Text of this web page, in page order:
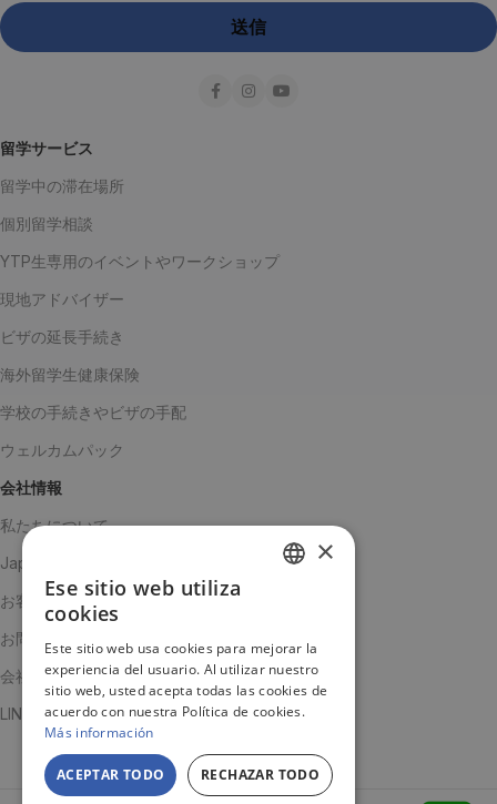
留学サービス
留学中の滞在場所
個別留学相談
YTP生専用のイベントやワークショップ
現地アドバイザー
ビザの延長手続き
海外留学生健康保険
学校の手続きやビザの手配
ウェルカムパック
会社情報
私たちについて
Japanチーム
お客様の声
お問い合わせ
会社概要
LINE公式アカウント
JA
×
Ese sitio web utiliza
cookies
Este sitio web usa cookies para mejorar la
experiencia del usuario. Al utilizar nuestro
sitio web, usted acepta todas las cookies de
acuerdo con nuestra Política de cookies.
Más información
ACEPTAR TODO RECHAZAR TODO